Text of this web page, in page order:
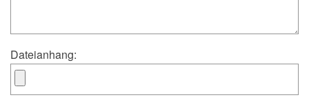
Dateianhang: